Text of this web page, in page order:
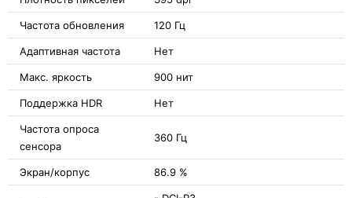
Частота обновления 120 Гц
Адаптивная частота Нет
Макс. яркость 900 нит
Поддержка HDR Нет
Частота опроса
сенсора
360 Гц
Экран/корпус 86.9 %